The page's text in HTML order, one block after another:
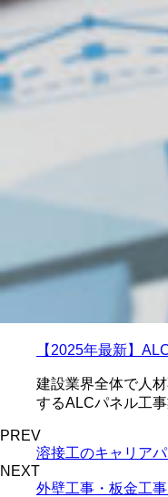
【2025年最新】
建設業界全体で人
するALCパネル工
PREV
溶接工のキャリア
NEXT
外壁工事・板金工